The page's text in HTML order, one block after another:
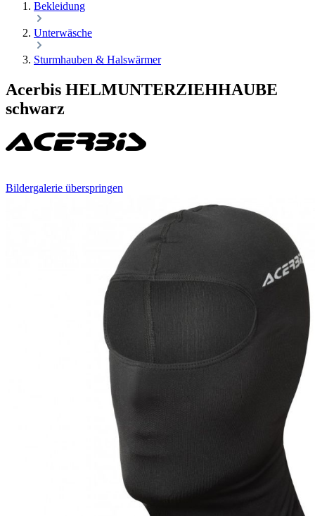
Bekleidung
Unterwäsche
Sturmhauben & Halswärmer
Acerbis HELMUNTERZIEHHAUBE
schwarz
Bildergalerie überspringen